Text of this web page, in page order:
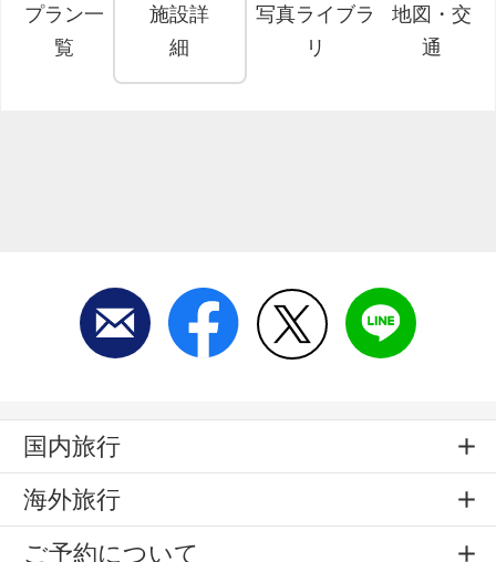
プラン一
覧
施設詳
細
写真ライブラ
リ
地図・交
通
国内旅行
海外旅行
ご予約について